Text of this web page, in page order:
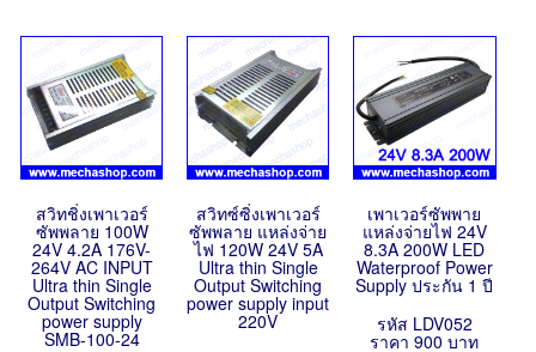
สวิทชิ่งเพาเวอร์
ซัพพลาย 100W
24V 4.2A 176V-
264V AC INPUT
Ultra thin Single
Output Switching
power supply
SMB-100-24
สวิทซ์ซิ่งเพาเวอร์
ซัพพลาย แหล่งจ่าย
ไฟ 120W 24V 5A
Ultra thin Single
Output Switching
power supply input
220V
เพาเวอร์ซัพพาย
แหล่งจ่ายไฟ 24V
8.3A 200W LED
Waterproof Power
Supply ประกัน 1 ปี
รหัส LDV052
ราคา 900 บาท